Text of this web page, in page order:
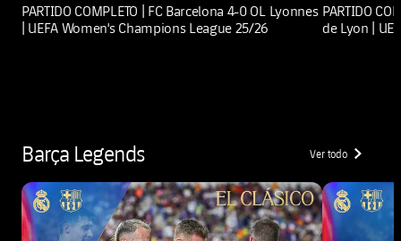
PARTIDO COMPLETO | FC Barcelona 4-0 OL Lyonnes
| UEFA Women's Champions League 25/26
PARTIDO
de Lyon |
Barça Legends Ver todochevron-